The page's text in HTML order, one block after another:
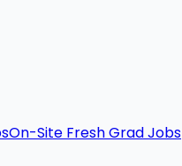
On-Site Fresh Grad Jobs